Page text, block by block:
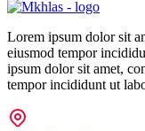
Lorem ipsum dolor sit
eiusmod tempor
ipsum dolor sit amet,
tempor incididunt ut